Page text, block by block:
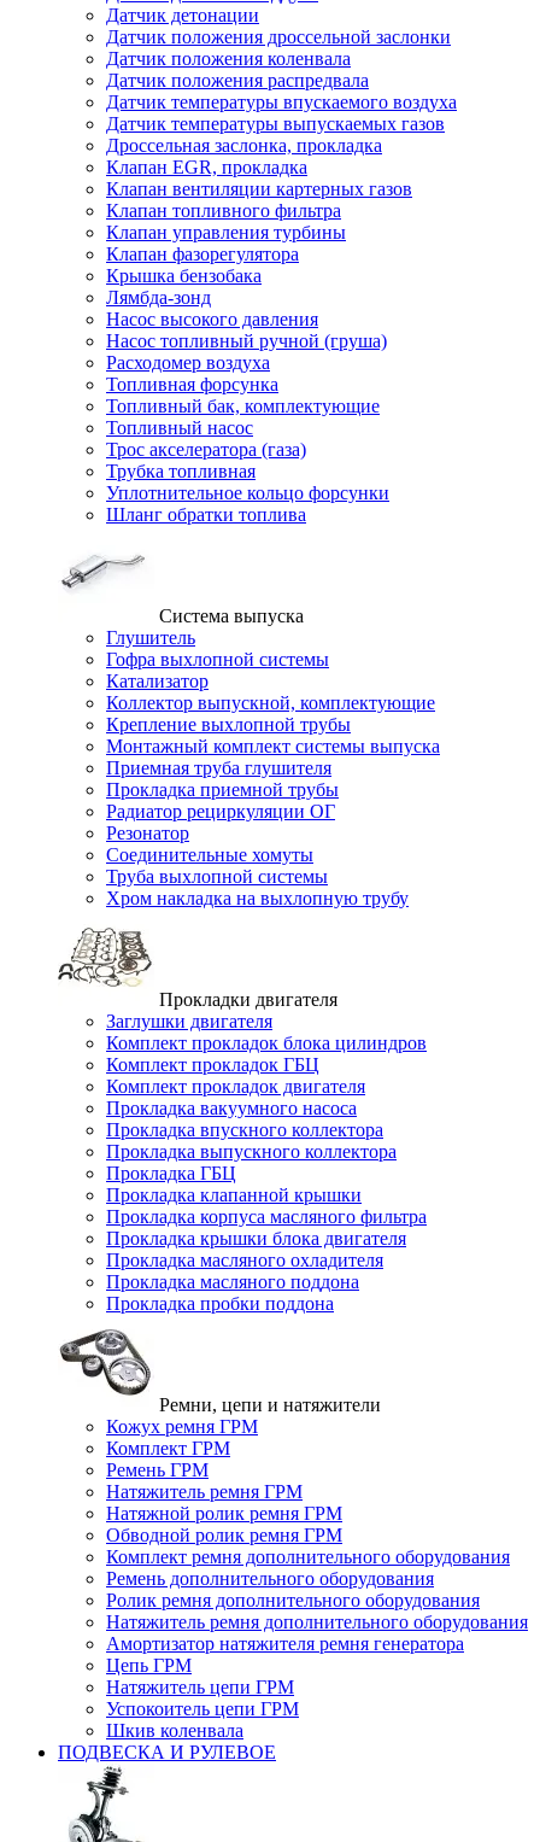
Датчик детонации
Датчик положения дроссельной заслонки
Датчик положения коленвала
Датчик положения распредвала
Датчик температуры впускаемого воздуха
Датчик температуры выпускаемых газов
Дроссельная заслонка, прокладка
Клапан EGR, прокладка
Клапан вентиляции картерных газов
Клапан топливного фильтра
Клапан управления турбины
Клапан фазорегулятора
Крышка бензобака
Лямбда-зонд
Насос высокого давления
Насос топливный ручной (груша)
Расходомер воздуха
Топливная форсунка
Топливный бак, комплектующие
Топливный насос
Трос акселератора (газа)
Трубка топливная
Уплотнительное кольцо форсунки
Шланг обратки топлива
Система выпуска
Глушитель
Гофра выхлопной системы
Катализатор
Коллектор выпускной, комплектующие
Крепление выхлопной трубы
Монтажный комплект системы выпуска
Приемная труба глушителя
Прокладка приемной трубы
Радиатор рециркуляции ОГ
Резонатор
Соединительные хомуты
Труба выхлопной системы
Хром накладка на выхлопную трубу
Прокладки двигателя
Заглушки двигателя
Комплект прокладок блока цилиндров
Комплект прокладок ГБЦ
Комплект прокладок двигателя
Прокладка вакуумного насоса
Прокладка впускного коллектора
Прокладка выпускного коллектора
Прокладка ГБЦ
Прокладка клапанной крышки
Прокладка корпуса масляного фильтра
Прокладка крышки блока двигателя
Прокладка масляного охладителя
Прокладка масляного поддона
Прокладка пробки поддона
Ремни, цепи и натяжители
Кожух ремня ГРМ
Комплект ГРМ
Ремень ГРМ
Натяжитель ремня ГРМ
Натяжной ролик ремня ГРМ
Обводной ролик ремня ГРМ
Комплект ремня дополнительного оборудования
Ремень дополнительного оборудования
Ролик ремня дополнительного оборудования
Натяжитель ремня дополнительного оборудования
Амортизатор натяжителя ремня генератора
Цепь ГРМ
Натяжитель цепи ГРМ
Успокоитель цепи ГРМ
Шкив коленвала
ПОДВЕСКА И РУЛЕВОЕ